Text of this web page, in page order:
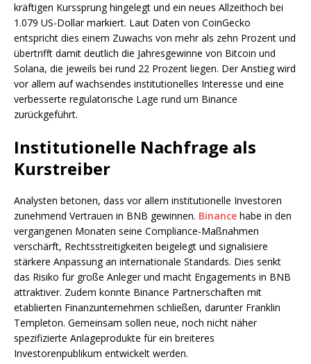
kräftigen Kurssprung hingelegt und ein neues Allzeithoch bei
1.079 US-Dollar markiert. Laut Daten von CoinGecko
entspricht dies einem Zuwachs von mehr als zehn Prozent und
übertrifft damit deutlich die Jahresgewinne von Bitcoin und
Solana, die jeweils bei rund 22 Prozent liegen. Der Anstieg wird
vor allem auf wachsendes institutionelles Interesse und eine
verbesserte regulatorische Lage rund um Binance
zurückgeführt.
Institutionelle Nachfrage als
Kurstreiber
Analysten betonen, dass vor allem institutionelle Investoren
zunehmend Vertrauen in BNB gewinnen. Binance habe in den
vergangenen Monaten seine Compliance-Maßnahmen
verschärft, Rechtsstreitigkeiten beigelegt und signalisiere
stärkere Anpassung an internationale Standards. Dies senkt
das Risiko für große Anleger und macht Engagements in BNB
attraktiver. Zudem konnte Binance Partnerschaften mit
etablierten Finanzunternehmen schließen, darunter Franklin
Templeton. Gemeinsam sollen neue, noch nicht näher
spezifizierte Anlageprodukte für ein breiteres
Investorenpublikum entwickelt werden.